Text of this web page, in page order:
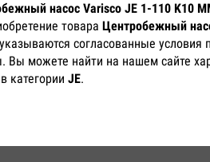
насос Varisco JE 1-110 K10
товара Центробежный
согласованные условия
Вы можете найти на нашем сайте
категории JE.